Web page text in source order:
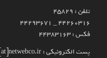
تلفن : 45829
۴۴۲۶۰۳۱۶ _ 44293671
فکس : 44383163
پست الکترونیکی : info[at]netwebco.ir